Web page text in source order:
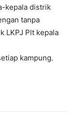
kepala distrik
tanpa
LKPJ Plt kepala
kampung.